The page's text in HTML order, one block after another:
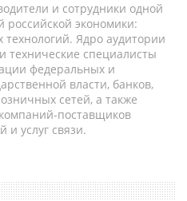
и сотрудники одной
российской экономики:
Ядро аудитории
технические специалисты
федеральных и
власти, банков,
сетей, а также
поставщиков
услуг связи.